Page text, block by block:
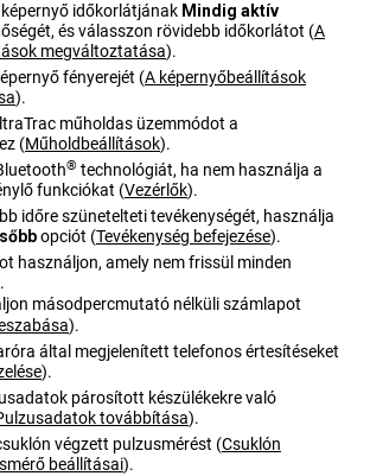
időkorlátjának Mindig aktív
és válasszon rövidebb időkorlátot (A
megváltoztatása).
fényerejét (A képernyőbeállítások
).
műholdas üzemmódot a
(Műholdbeállítások).
® technológiát, ha nem használja a
funkciókat (Vezérlők).
időre szünetelteti tevékenységét, használja
opciót (Tevékenység befejezése).
használjon, amely nem frissül minden
másodpercmutató nélküli számlapot
).
által megjelenített telefonos értesítéseket
).
párosított készülékekre való
továbbítása).
végzett pulzusmérést (Csuklón
beállításai).